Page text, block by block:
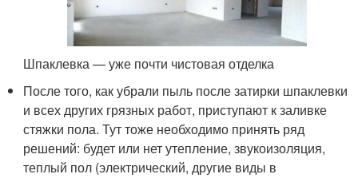
Шпаклевка — уже почти чистовая отделка
После того, как убрали пыль после затирки шпаклевки
и всех других грязных работ, приступают к заливке
стяжки пола. Тут тоже необходимо принять ряд
решений: будет или нет утепление, звукоизоляция,
теплый пол (электрический, другие виды в